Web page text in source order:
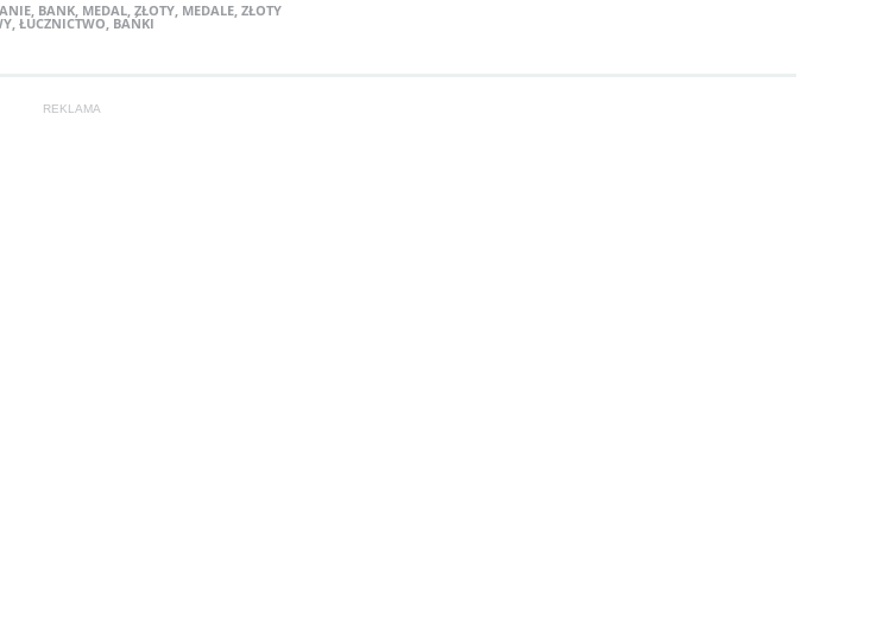
, BANK, MEDAL, ZŁOTY, MEDALE, ZŁOTY
, ŁUCZNICTWO, BAŃKI
REKLAMA